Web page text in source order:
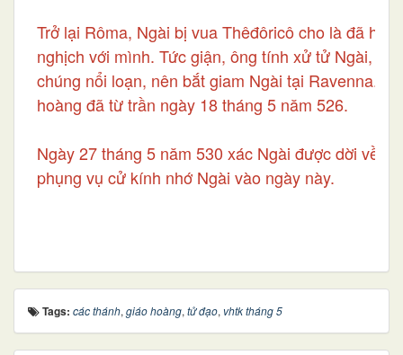
Trở lại Rôma, Ngài bị vua Thêđôricô cho là đã
nghịch với mình. Tức giận, ông tính xử tử Ngài,
chúng nổi loạn, nên bắt giam Ngài tại Ravenna.
hoàng đã từ trần ngày 18 tháng 5 năm 526.
Ngày 27 tháng 5 năm 530 xác Ngài được dời về
phụng vụ cử kính nhớ Ngài vào ngày này.
Tags: các thánh, giáo hoàng, tử đạo, vhtk tháng 5